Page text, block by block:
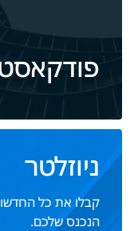
ניוזלטר
קבלו את כל
הנכנס שלכם.